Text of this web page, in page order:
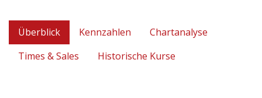
Überblick Kennzahlen
Chartanalyse
Times & Sales
Historische Kurse